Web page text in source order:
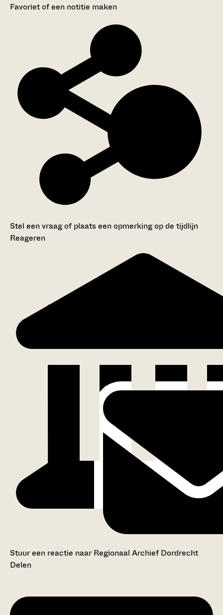
Favoriet of een notitie maken
Stel een vraag of plaats een opmerking op de tijdlijn
Reageren
Stuur een reactie naar Regionaal Archief Dordrecht
Delen